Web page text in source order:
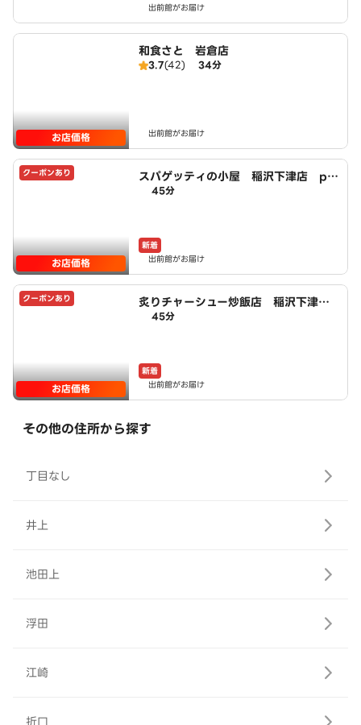
出前館がお届け
お店価格
和食さと 岩倉店
3.7(42) 34分
出前館がお届け
クーポンあり
お店価格
スパゲッティの小屋 稲沢下津店 po
wered by LAWSON
45分
新着
出前館がお届け
クーポンあり
お店価格
炙りチャーシュー炒飯店 稲沢下津
店 powered by LAWSON
45分
新着
出前館がお届け
その他の住所から探す
丁目なし
井上
池田上
浮田
江崎